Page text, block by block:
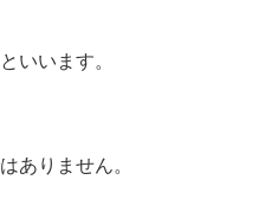
いいます。
ありません。